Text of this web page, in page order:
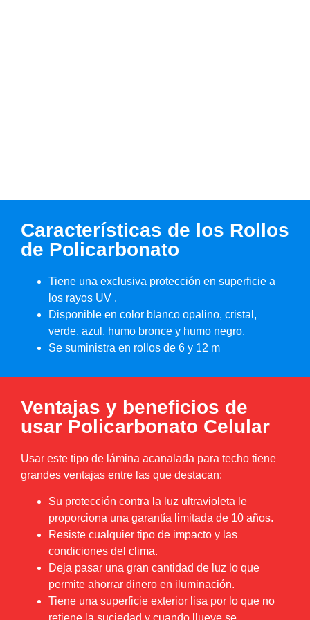
Características de los Rollos
de Policarbonato
Tiene una exclusiva protección en superficie a
los rayos UV .
Disponible en color blanco opalino, cristal,
verde, azul, humo bronce y humo negro.
Se suministra en rollos de 6 y 12 m
Ventajas y beneficios de
usar Policarbonato Celular
Usar este tipo de lámina acanalada para techo tiene
grandes ventajas entre las que destacan:
Su protección contra la luz ultravioleta le
proporciona una garantía limitada de 10 años.
Resiste cualquier tipo de impacto y las
condiciones del clima.
Deja pasar una gran cantidad de luz lo que
permite ahorrar dinero en iluminación.
Tiene una superficie exterior lisa por lo que no